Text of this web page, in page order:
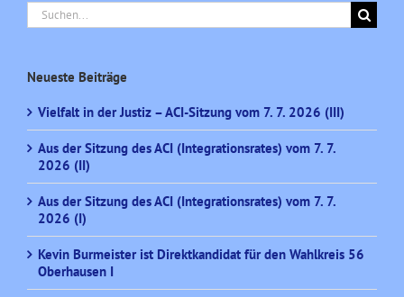
Suche
nach:
Neueste Beiträge
Vielfalt in der Justiz – ACI-Sitzung vom 7. 7. 2026 (III)
Aus der Sitzung des ACI (Integrationsrates) vom 7. 7.
2026 (II)
Aus der Sitzung des ACI (Integrationsrates) vom 7. 7.
2026 (I)
Kevin Burmeister ist Direktkandidat für den Wahlkreis 56
Oberhausen I